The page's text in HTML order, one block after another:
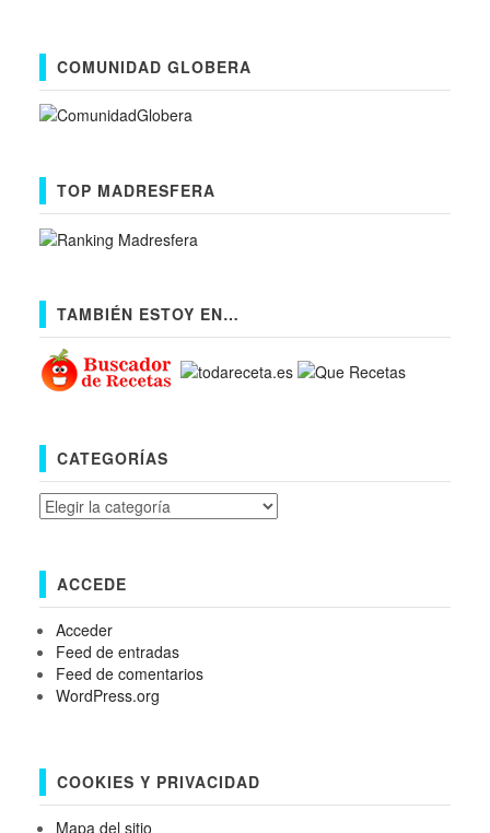
COMUNIDAD GLOBERA
TOP MADRESFERA
TAMBIÉN ESTOY EN…
CATEGORÍAS
Categorías
ACCEDE
Acceder
Feed de entradas
Feed de comentarios
WordPress.org
COOKIES Y PRIVACIDAD
Mapa del sitio